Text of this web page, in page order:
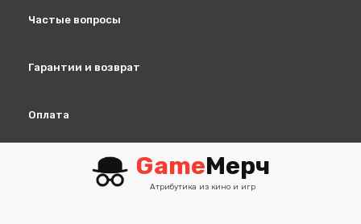
Частые вопросы
Гарантии и возврат
Оплата
GameМерч
Атрибутика из кино и игр